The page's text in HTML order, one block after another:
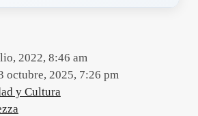
2022, 8:46 am
octubre, 2025, 7:26 pm
y Cultura